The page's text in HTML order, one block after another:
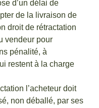
d’un délai de
de la livraison de
droit de rétractation
vendeur pour
pénalité, à
restent à la charge
l’acheteur doit
non déballé, par ses